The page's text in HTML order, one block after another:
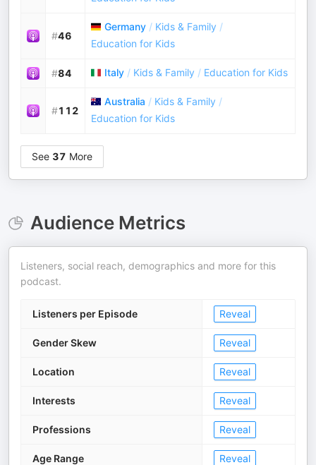
#46
Germany / Kids & Family /
Education for Kids
#84 Italy / Kids & Family / Education for Kids
#112
Australia / Kids & Family /
Education for Kids
See 37 More
Audience Metrics
Listeners, social reach, demographics and more for this
podcast.
Listeners per Episode Reveal
Gender Skew Reveal
Location Reveal
Interests Reveal
Professions Reveal
Age Range Reveal